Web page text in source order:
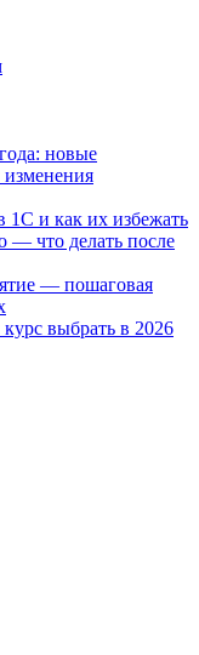
новые
изменения
и как их избежать
— что делать после
— пошаговая
выбрать в 2026